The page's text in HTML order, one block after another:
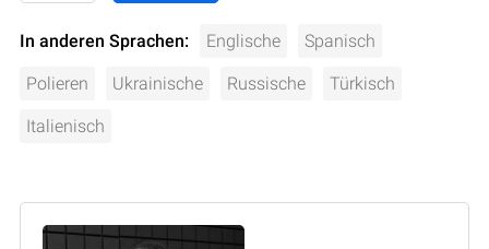
In anderen Sprachen: Englische Spanisch
Polieren Ukrainische Russische Türkisch
Italienisch